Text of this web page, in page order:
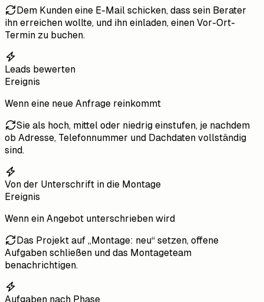
Dem Kunden eine E-Mail schicken, dass sein Berater
ihn erreichen wollte, und ihn einladen, einen Vor-Ort-
Termin zu buchen.
Leads bewerten
Ereignis
Wenn eine neue Anfrage reinkommt
Sie als hoch, mittel oder niedrig einstufen, je nachdem
ob Adresse, Telefonnummer und Dachdaten vollständig
sind.
Von der Unterschrift in die Montage
Ereignis
Wenn ein Angebot unterschrieben wird
Das Projekt auf „Montage: neu“ setzen, offene
Aufgaben schließen und das Montageteam
benachrichtigen.
Aufgaben nach Phase